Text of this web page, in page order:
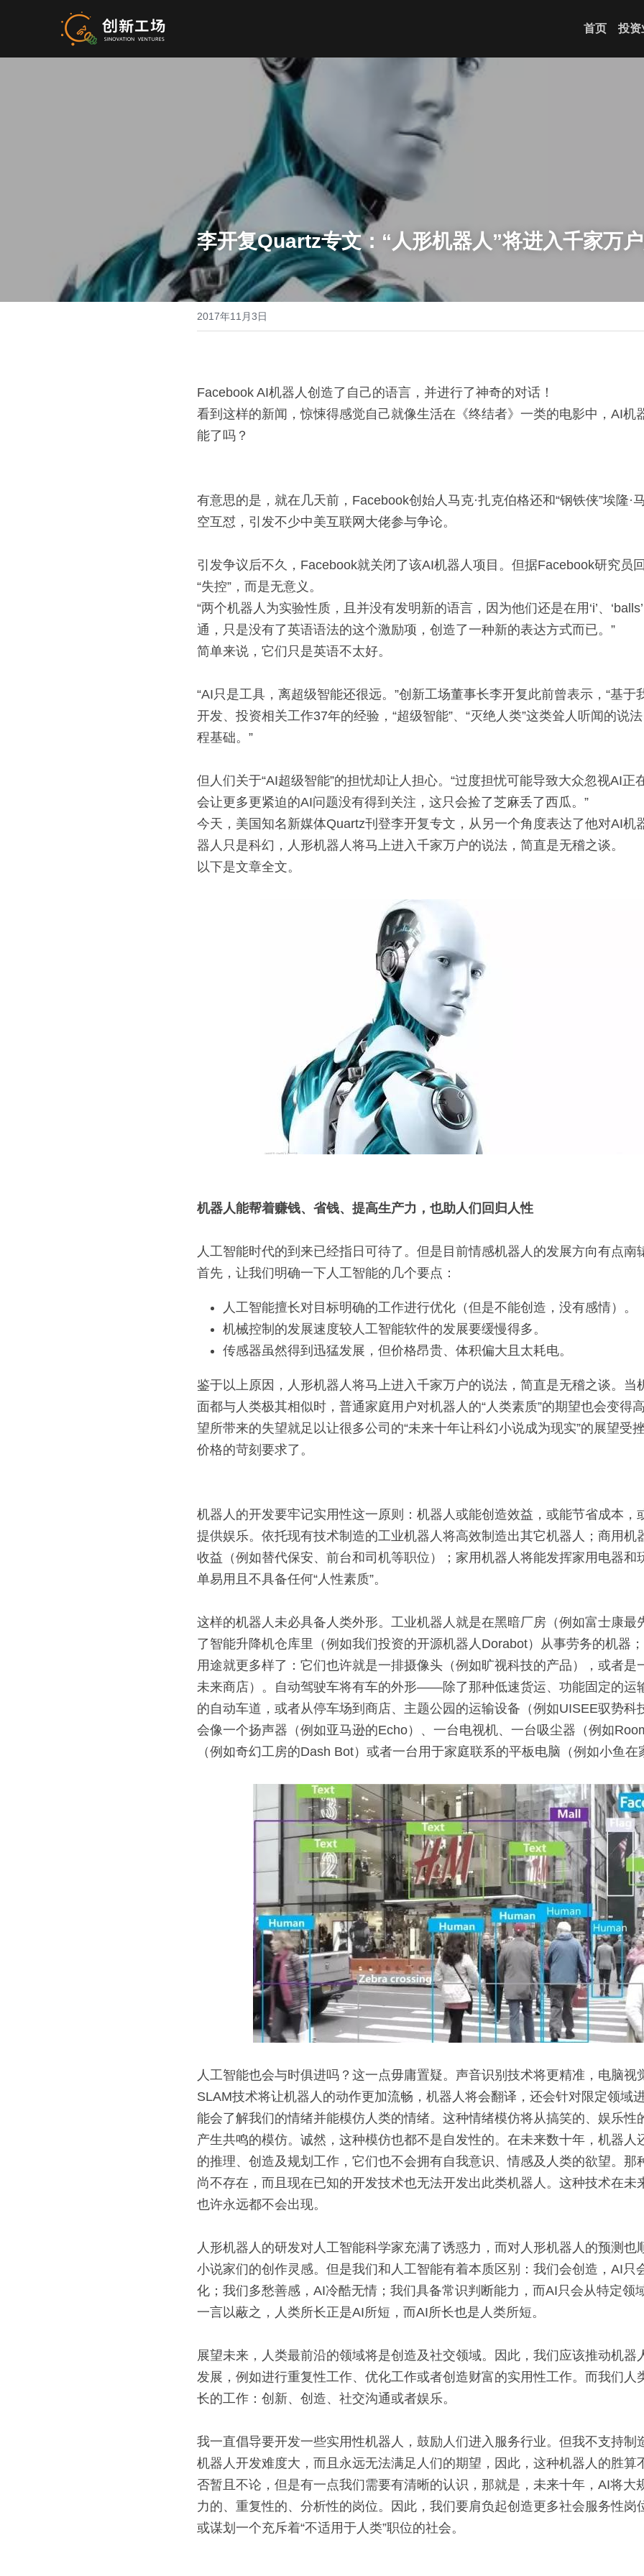
首页 投资
李开复Quartz专文：“人形机器人”将进入千家万
2017年11月3日
Facebook AI机器人创造了自己的语言，并进行了神奇的对话！
看到这样的新闻，惊悚得感觉自己就像生活在《终结者》一类的电影中，AI机
能了吗？
有意思的是，就在几天前，Facebook创始人马克·扎克伯格还和“钢铁侠”埃隆·
空互怼，引发不少中美互联网大佬参与争论。
引发争议后不久，Facebook就关闭了该AI机器人项目。但据Facebook研究员
“失控”，而是无意义。
“两个机器人为实验性质，且并没有发明新的语言，因为他们还是在用‘i’、
通，只是没有了英语语法的这个激励项，创造了一种新的表达方式而已。”
简单来说，它们只是英语不太好。
“AI只是工具，离超级智能还很远。”创新工场董事长李开复此前曾表示，“基于
开发、投资相关工作37年的经验，“超级智能”、“灭绝人类”这类耸人听闻的说
程基础。”
但人们关于“AI超级智能”的担忧却让人担心。“过度担忧可能导致大众忽视AI正
会让更多更紧迫的AI问题没有得到关注，这只会捡了芝麻丢了西瓜。”
今天，美国知名新媒体Quartz刊登李开复专文，从另一个角度表达了他对AI机
器人只是科幻，人形机器人将马上进入千家万户的说法，简直是无稽之谈。
以下是文章全文。
机器人能帮着赚钱、省钱、提高生产力，也助人们回归人性
人工智能时代的到来已经指日可待了。但是目前情感机器人的发展方向有点南
首先，让我们明确一下人工智能的几个要点：
人工智能擅长对目标明确的工作进行优化（但是不能创造，没有感情）。
机械控制的发展速度较人工智能软件的发展要缓慢得多。
传感器虽然得到迅猛发展，但价格昂贵、体积偏大且太耗电。
鉴于以上原因，人形机器人将马上进入千家万户的说法，简直是无稽之谈。当
面都与人类极其相似时，普通家庭用户对机器人的“人类素质”的期望也会变得
望所带来的失望就足以让很多公司的“未来十年让科幻小说成为现实”的展望受
价格的苛刻要求了。
机器人的开发要牢记实用性这一原则：机器人或能创造效益，或能节省成本，
提供娱乐。依托现有技术制造的工业机器人将高效制造出其它机器人；商用机
收益（例如替代保安、前台和司机等职位）；家用机器人将能发挥家用电器
单易用且不具备任何“人性素质”。
这样的机器人未必具备人类外形。工业机器人就是在黑暗厂房（例如富士康最
了智能升降机仓库里（例如我们投资的开源机器人Dorabot）从事劳务的机器
用途就更多样了：它们也许就是一排摄像头（例如旷视科技的产品），或者是
未来商店）。自动驾驶车将有车的外形——除了那种低速货运、功能固定的运
的自动车道，或者从停车场到商店、主题公园的运输设备（例如UISEE驭势科
会像一个扬声器（例如亚马逊的Echo）、一台电视机、一台吸尘器（例如
（例如奇幻工房的Dash Bot）或者一台用于家庭联系的平板电脑（例如小鱼在
人工智能也会与时俱进吗？这一点毋庸置疑。声音识别技术将更精准，电脑视
SLAM技术将让机器人的动作更加流畅，机器人将会翻译，还会针对限定领域
能会了解我们的情绪并能模仿人类的情绪。这种情绪模仿将从搞笑的、娱乐性
产生共鸣的模仿。诚然，这种模仿也都不是自发性的。在未来数十年，机器人
的推理、创造及规划工作，它们也不会拥有自我意识、情感及人类的欲望。那
尚不存在，而且现在已知的开发技术也无法开发出此类机器人。这种技术在未
也许永远都不会出现。
人形机器人的研发对人工智能科学家充满了诱惑力，而对人形机器人的预测也
小说家们的创作灵感。但是我们和人工智能有着本质区别：我们会创造，AI只
化；我们多愁善感，AI冷酷无情；我们具备常识判断能力，而AI只会从特定领
一言以蔽之，人类所长正是AI所短，而AI所长也是人类所短。
展望未来，人类最前沿的领域将是创造及社交领域。因此，我们应该推动机器
发展，例如进行重复性工作、优化工作或者创造财富的实用性工作。而我们人
长的工作：创新、创造、社交沟通或者娱乐。
我一直倡导要开发一些实用性机器人，鼓励人们进入服务行业。但我不支持制
机器人开发难度大，而且永远无法满足人们的期望，因此，这种机器人的胜算
否暂且不论，但是有一点我们需要有清晰的认识，那就是，未来十年，AI将大
力的、重复性的、分析性的岗位。因此，我们要肩负起创造更多社会服务性岗
或谋划一个充斥着“不适用于人类”职位的社会。